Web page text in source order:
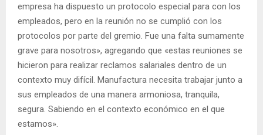
empresa ha dispuesto un protocolo especial para con los
empleados, pero en la reunión no se cumplió con los
protocolos por parte del gremio. Fue una falta sumamente
grave para nosotros», agregando que «estas reuniones se
hicieron para realizar reclamos salariales dentro de un
contexto muy difícil. Manufactura necesita trabajar junto a
sus empleados de una manera armoniosa, tranquila,
segura. Sabiendo en el contexto económico en el que
estamos».